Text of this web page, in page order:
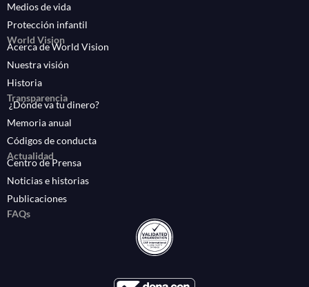
Medios de vida
Protección infantil
World Vision
Acerca de World Vision
Nuestra visión
Historia
Transparencia
¿Dónde va tu dinero?
Memoria anual
Códigos de conducta
Actualidad
Centro de Prensa
Noticias e historias
Publicaciones
FAQs